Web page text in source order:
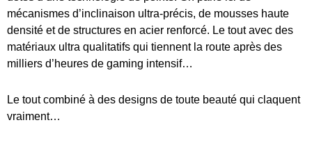
mécanismes d’inclinaison ultra-précis, de mousses haute
densité et de structures en acier renforcé. Le tout avec des
matériaux ultra qualitatifs qui tiennent la route après des
milliers d’heures de gaming intensif…
Le tout combiné à des designs de toute beauté qui claquent
vraiment…